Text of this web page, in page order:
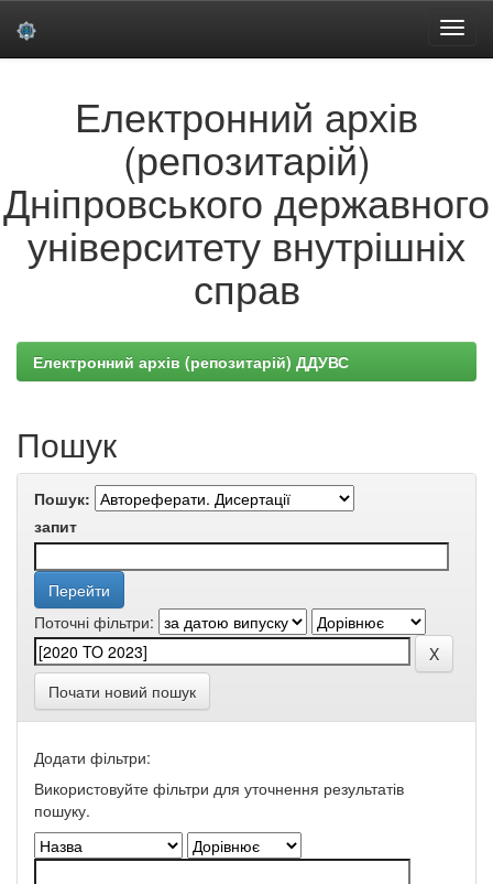
Електронний архів
(репозитарій)
Дніпровського державного
університету внутрішніх
справ
Електронний архів (репозитарій) ДДУВС
Пошук
Пошук:
запит
Поточні фільтри:
Почати новий пошук
Додати фільтри:
Використовуйте фільтри для уточнення результатів
пошуку.